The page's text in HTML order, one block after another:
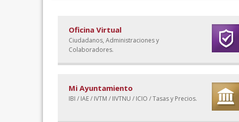
Oficina Virtual
Ciudadanos, Administraciones y
Colaboradores.
Mi Ayuntamiento
IBI / IAE / IVTM / IIVTNU / ICIO / Tasas y Precios.